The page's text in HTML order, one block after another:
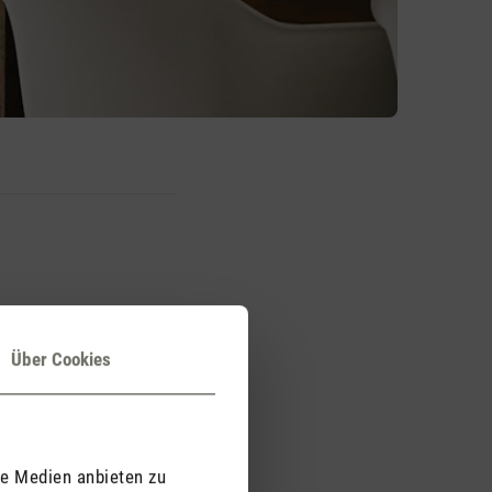
Über Cookies
Medien anbieten zu
stickig. Genau
und hat
einer modernen